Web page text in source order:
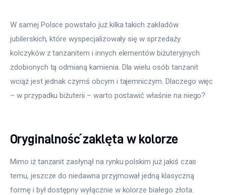
Więcej
W samej Polsce powstało już kilka takich zakładów
jubilerskich, które wyspecjalizowały się w sprzedaży
kolczyków z tanzanitem i innych elementów biżuteryjnych
zdobionych tą odmianą kamienia. Dla wielu osób tanzanit
wciąż jest jednak czymś obcym i tajemniczym. Dlaczego więc
– w przypadku biżuterii – warto postawić właśnie na niego?
Oryginalność zaklęta w kolorze
Mimo iż tanzanit zasłynął na rynku polskim już jakiś czas
temu, jeszcze do niedawna przyjmował jedną klasyczną
formę i był dostępny wyłącznie w kolorze białego złota.